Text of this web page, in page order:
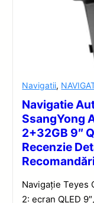
Navigatii,
Navigatie
SsangYong
2+32GB 9″
Recenzie
Recomandări
Navigație Teyes
2: ecran QLED